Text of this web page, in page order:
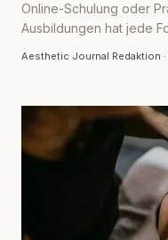
Online-Schulung oder
Ausbildungen hat jede
Aesthetic Journal Redaktion ·